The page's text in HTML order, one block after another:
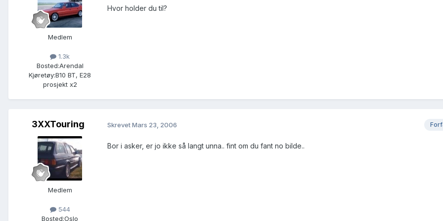
Medlem
1.3k
Bosted:Arendal
Kjøretøy:B10 BT, E28
prosjekt x2
Hvor holder du til?
3XXTouring
Medlem
544
Bosted:Oslo
SkrevetMars 23, 2006
Bor i asker, er jo ikke så langt unna.. fint om du fant no bilde..